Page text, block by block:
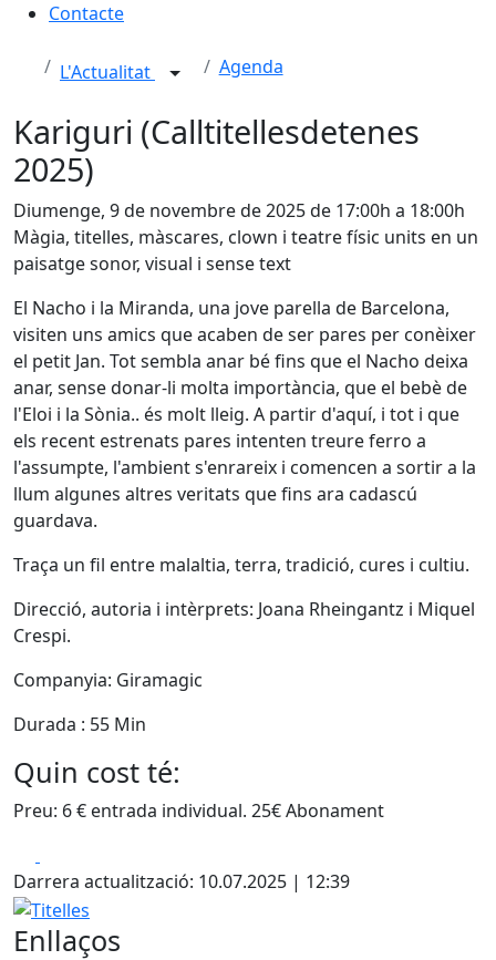
Contacte
L'Actualitat Agenda
Kariguri (Calltitellesdetenes
2025)
Diumenge, 9 de novembre de 2025 de 17:00h a 18:00h
Màgia, titelles, màscares, clown i teatre físic units en un
paisatge sonor, visual i sense text
El Nacho i la Miranda, una jove parella de Barcelona,
visiten uns amics que acaben de ser pares per conèixer
el petit Jan. Tot sembla anar bé fins que el Nacho deixa
anar, sense donar-li molta importància, que el bebè de
l'Eloi i la Sònia.. és molt lleig. A partir d'aquí, i tot i que
els recent estrenats pares intenten treure ferro a
l'assumpte, l'ambient s'enrareix i comencen a sortir a la
llum algunes altres veritats que fins ara cadascú
guardava.
Traça un fil entre malaltia, terra, tradició, cures i cultiu.
Direcció, autoria i intèrprets: Joana Rheingantz i Miquel
Crespi.
Companyia: Giramagic
Durada : 55 Min
Quin cost té:
Preu: 6 € entrada individual. 25€ Abonament
Darrera actualització: 10.07.2025 | 12:39
Titelles
Enllaços